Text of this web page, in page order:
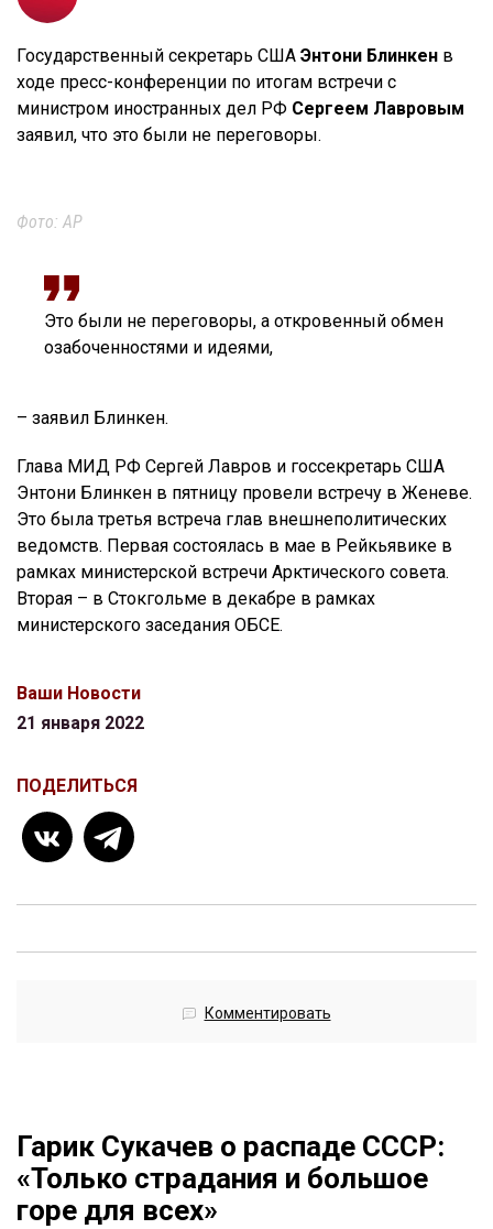
Государственный секретарь США Энтони Блинкен в
ходе пресс-конференции по итогам встречи с
министром иностранных дел РФ Сергеем Лавровым
заявил, что это были не переговоры.
Фото: AP
Это были не переговоры, а откровенный обмен
озабоченностями и идеями,
– заявил Блинкен.
Глава МИД РФ Сергей Лавров и госсекретарь США
Энтони Блинкен в пятницу провели встречу в Женеве.
Это была третья встреча глав внешнеполитических
ведомств. Первая состоялась в мае в Рейкьявике в
рамках министерской встречи Арктического совета.
Вторая – в Стокгольме в декабре в рамках
министерского заседания ОБСЕ.
Ваши Новости
21 января 2022
ПОДЕЛИТЬСЯ
Комментировать
Гарик Сукачев о распаде СССР:
«Только страдания и большое
горе для всех»